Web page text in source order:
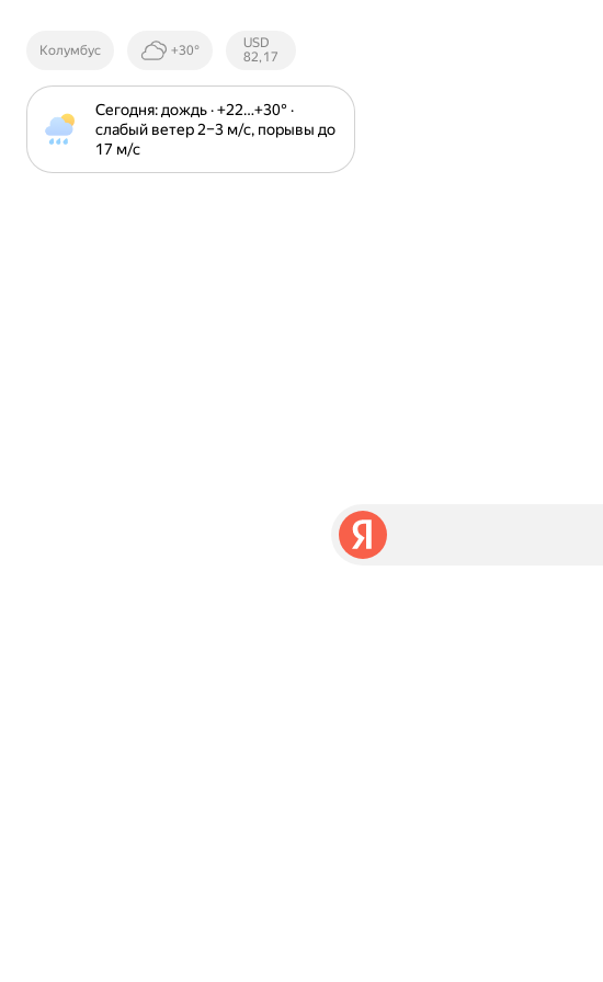
Колумбус +30°
Курсы ЦБ
РФ
USD
82,17
Сегодня: дождь · +22⁠…⁠+30⁠° ·
слабый ветер 2⁠–⁠3 м⁠/⁠с, порывы до
17 м⁠/⁠с